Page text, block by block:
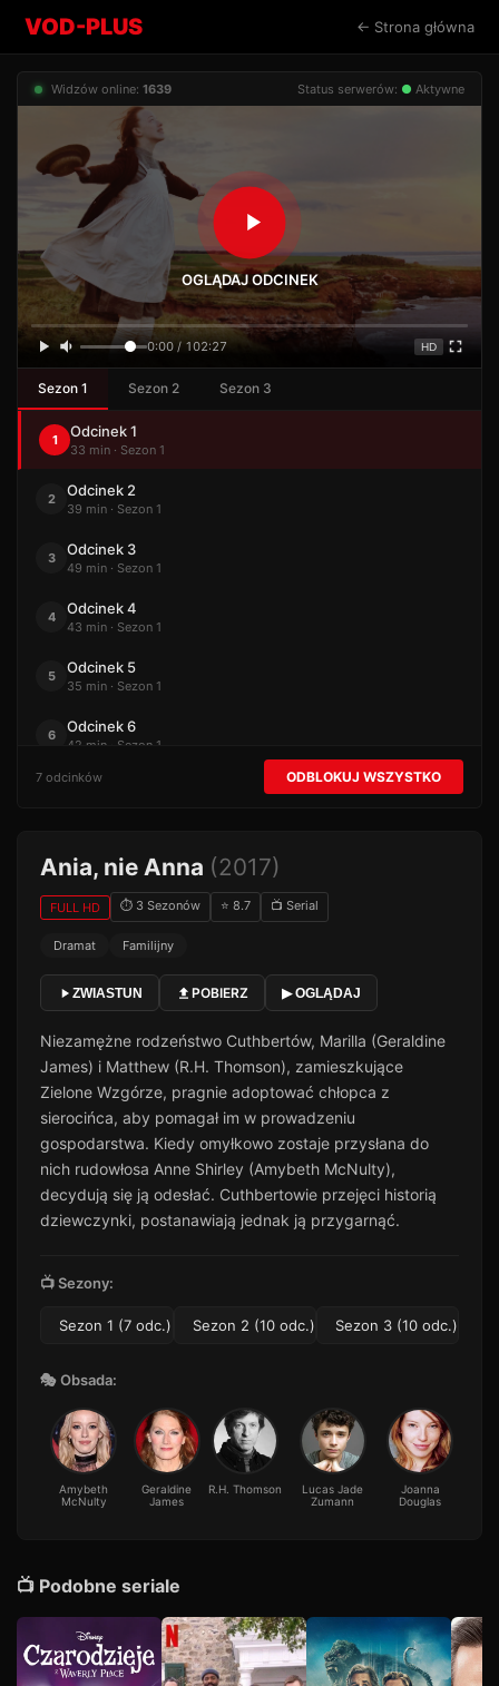
VOD-PLUS ← Strona główna
Widzów online: 1639 Status serwerów: ● Aktywne
OGLĄDAJ ODCINEK
0:00 / 102:27 HD
Sezon 1 Sezon 2 Sezon 3
1 Odcinek 1
33 min · Sezon 1
2 Odcinek 2
39 min · Sezon 1
3 Odcinek 3
49 min · Sezon 1
4 Odcinek 4
43 min · Sezon 1
5 Odcinek 5
35 min · Sezon 1
6 Odcinek 6
42 min · Sezon 1
Odcinek 7
7 odcinków ODBLOKUJ WSZYSTKO
Ania, nie Anna (2017)
FULL HD ⏱ 3 Sezonów ⭐ 8.7 📺 Serial
Dramat Familijny
ZWIASTUN POBIERZ ▶ OGLĄDAJ
Niezamężne rodzeństwo Cuthbertów, Marilla (Geraldine
James) i Matthew (R.H. Thomson), zamieszkujące
Zielone Wzgórze, pragnie adoptować chłopca z
sierocińca, aby pomagał im w prowadzeniu
gospodarstwa. Kiedy omyłkowo zostaje przysłana do
nich rudowłosa Anne Shirley (Amybeth McNulty),
decydują się ją odesłać. Cuthbertowie przejęci historią
dziewczynki, postanawiają jednak ją przygarnąć.
📺 Sezony:
Sezon 1 (7 odc.) Sezon 2 (10 odc.) Sezon 3 (10 odc.)
🎭 Obsada:
Amybeth
McNulty
Geraldine
James
R.H. Thomson
Lucas Jade
Zumann
Joanna
Douglas
📺 Podobne seriale